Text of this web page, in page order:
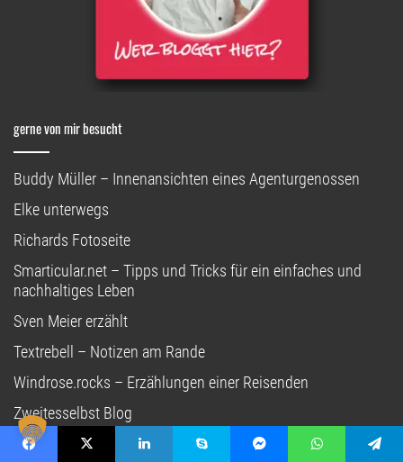
gerne von mir besucht
Buddy Müller – Innenansichten eines Agenturgenossen
Elke unterwegs
Richards Fotoseite
Smarticular.net – Tipps und Tricks für ein einfaches und
nachhaltiges Leben
Sven Meier erzählt
Textrebell – Notizen am Rande
Windrose.rocks – Erzählungen einer Reisenden
Zweitesselbst Blog